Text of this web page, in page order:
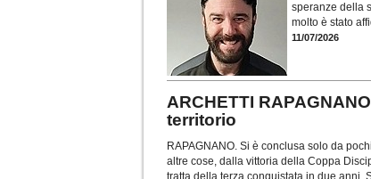
speranze della
molto è stato
11/07/2026
ARCHETTI
territorio
RAPAGNANO. Si è conclusa solo da
altre cose, dalla vittoria della Coppa
tratta della terza conquistata in due anni.